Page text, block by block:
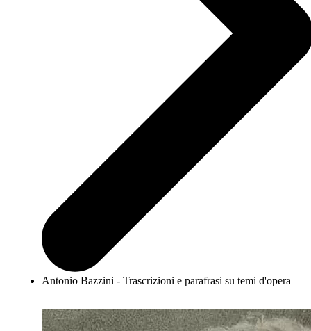
Antonio Bazzini - Trascrizioni e parafrasi su temi d'opera